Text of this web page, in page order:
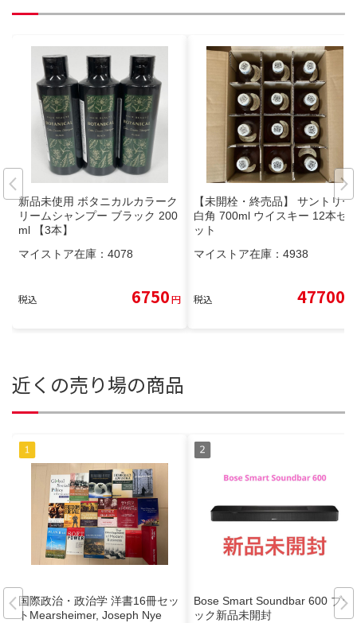
新品未使用 ボタニカルカラーク
リームシャンプー ブラック 200
ml 【3本】
マイストア在庫： 4078
税込 6750円
【未開栓・終売品】 サントリー
白角 700ml ウイスキー 12本セ
ット
マイストア在庫： 4938
税込 47700
近くの売り場の商品
国際政治・政治学 洋書16冊セッ
トMearsheimer, Joseph Nye
Bose Smart Soundbar 600 ブラ
ック新品未開封